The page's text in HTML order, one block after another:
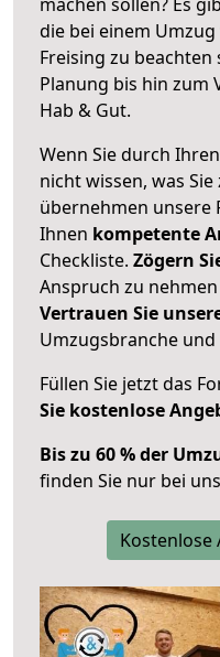
die bei einem
Freising zu beachten
Planung bis hin zum
Hab & Gut.
Wenn Sie durch
nicht wissen, was
übernehmen unsere
Ihnen kompetente
Checkliste. Zögern
Anspruch zu
Vertrauen Sie
Umzugsbranche und
Füllen Sie jetzt das
Sie kostenlose
Bis zu 60 % der
finden Sie nur bei
Kostenlose